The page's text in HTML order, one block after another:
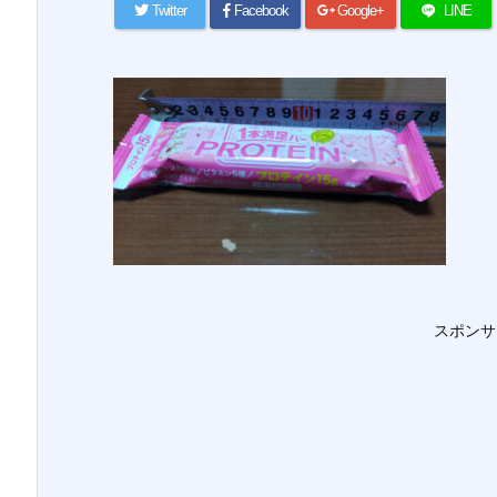
Twitter Facebook Google+ LINE
スポン